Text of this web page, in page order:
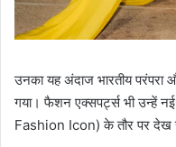
उनका यह अंदाज भारतीय
गया। फैशन एक्सपर्ट्स भी उन्हें
Fashion Icon) के तौर पर देख